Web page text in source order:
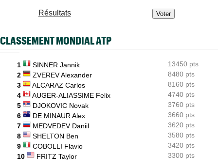
ATP - Cincinnati
Comme Carlos Alcaraz, Holger Rune a renoncé à Cincinnati
Rybakina, Andreeva, Osaka, Gauff... horaires et diffusion TV
Jelena Ostapenko dénonce les messages d'insultes et de
menaces
Résultats
CLASSEMENT MONDIAL ATP
1 SINNER Jannik
13450 pts
2
ZVEREV Alexander
8480 pts
3
ALCARAZ Carlos
8160 pts
4
AUGER-ALIASSIME Felix
4740 pts
5
DJOKOVIC Novak
3760 pts
6
DE MINAUR Alex
3660 pts
7
MEDVEDEV Daniil
3620 pts
8
SHELTON Ben
3580 pts
9
COBOLLI Flavio
3420 pts
10
FRITZ Taylor 3300 pts